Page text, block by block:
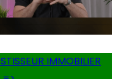
IMMOBILIER